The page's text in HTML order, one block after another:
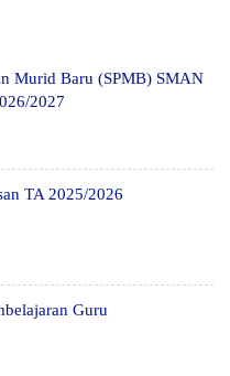
Murid Baru (SPMB) SMAN
2027
TA 2025/2026
Guru